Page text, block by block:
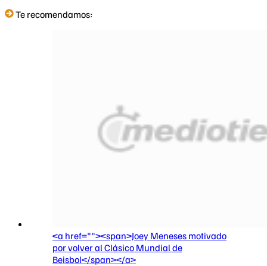
Te recomendamos:
<a href=""><span>Joey Meneses motivado
por volver al Clásico Mundial de
Beisbol</span></a>